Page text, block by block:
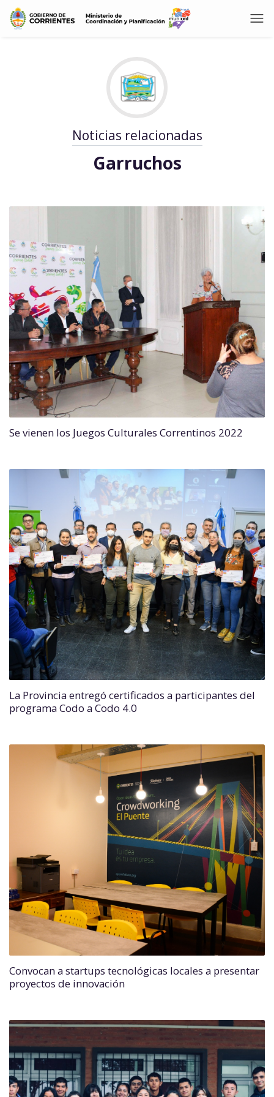
Noticias relacionadas
Garruchos
Se vienen los Juegos Culturales Correntinos 2022
La Provincia entregó certificados a participantes del
programa Codo a Codo 4.0
Convocan a startups tecnológicas locales a presentar
proyectos de innovación